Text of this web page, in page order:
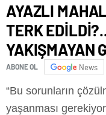
AYAZLI
TERK
YAKIŞMAYAN
ABONE OL News
“Bu sorunların
yaşanması